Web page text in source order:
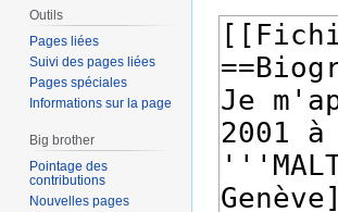
Outils
Pages liées
Suivi des pages liées
Pages spéciales
Informations sur la page
Big brother
Pointage des
contributions
Nouvelles pages